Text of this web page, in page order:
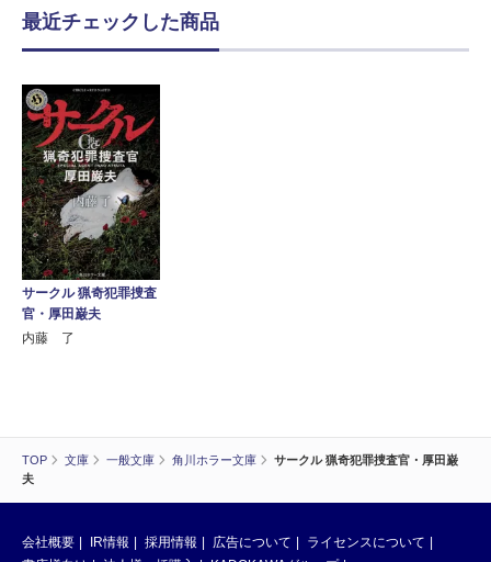
TOP 文庫 一般文庫 角川ホラー文庫
サークル 猟奇犯罪捜査官・厚田巌
夫
最近チェックした商品
サークル 猟奇犯罪捜査
官・厚田巌夫
内藤 了
会社概要 IR情報 採用情報 広告について
ライセンスについて